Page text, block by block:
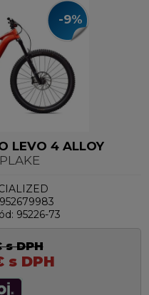
-9%
LEVO 4 ALLOY
952679983
95226-73
s DPH
s DPH